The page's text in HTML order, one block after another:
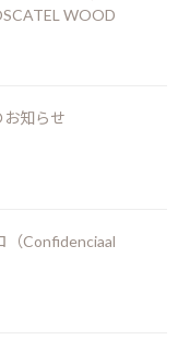
6346-3377 English
）
ン（KI
WOOD
知らせ
（Confidenciaal